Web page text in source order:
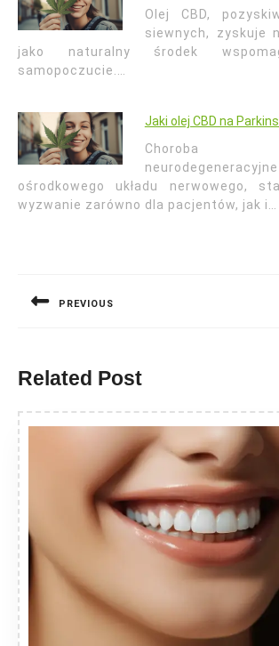
Olej CBD,
siewnych, zyskuje
jako naturalny środek
samopoczucie.…
Jaki olej CBD na
Choroba
ośrodkowego układu nerwowego,
wyzwanie zarówno dla pacjentów, jak i…
PREVIOUS
Related Post